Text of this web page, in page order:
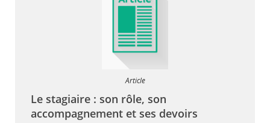
Article
Le stagiaire : son rôle, son
accompagnement et ses devoirs